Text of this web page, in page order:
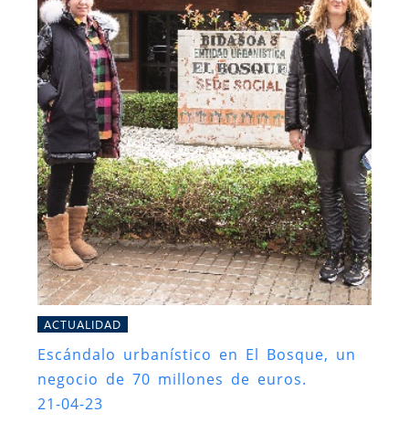
ACTUALIDAD
Escándalo urbanístico en El Bosque, un
negocio de 70 millones de euros.
21-04-23